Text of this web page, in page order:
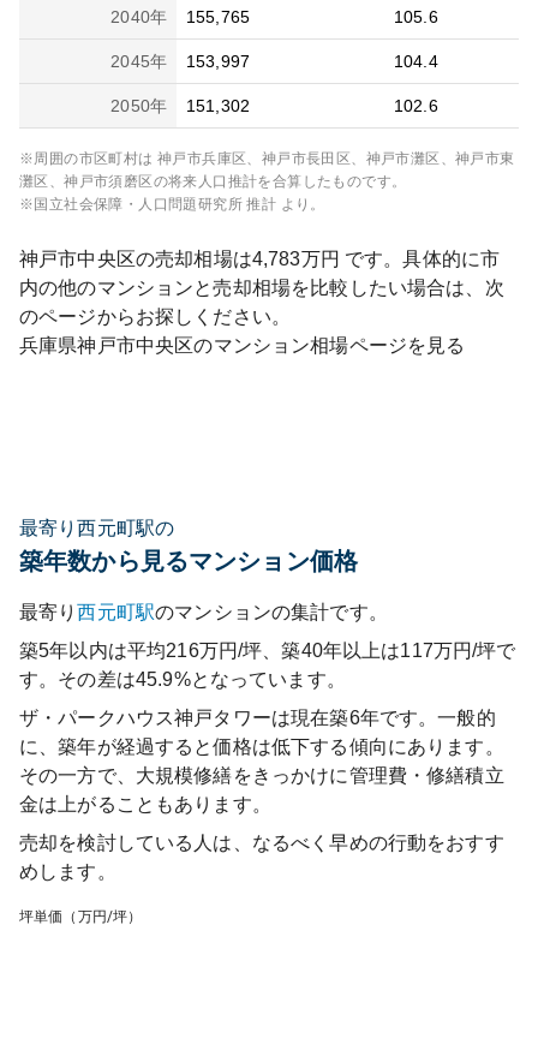
2040年 155,765 105.6
2045年 153,997 104.4
2050年 151,302 102.6
※周囲の市区町村は 神戸市兵庫区、神戸市長田区、神戸市灘区、神戸市東
灘区、神戸市須磨区の将来人口推計を合算したものです。
※国立社会保障・人口問題研究所 推計 より。
神戸市中央区の売却相場は4,783万円 です。具体的に市
内の他のマンションと売却相場を比較したい場合は、次
のページからお探しください。
兵庫県神戸市中央区のマンション相場ページを見る
最寄り西元町駅の
築年数から見るマンション価格
最寄り西元町駅のマンションの集計です。
築5年以内は平均216万円/坪、築40年以上は117万円/坪で
す。その差は45.9%となっています。
ザ・パークハウス神戸タワーは現在築6年です。一般的
に、築年が経過すると価格は低下する傾向にあります。
その一方で、大規模修繕をきっかけに管理費・修繕積立
金は上がることもあります。
売却を検討している人は、なるべく早めの行動をおすす
めします。
坪単価（万円/坪）